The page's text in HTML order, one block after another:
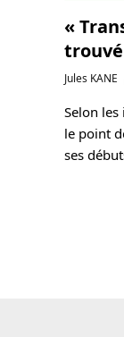
«
Jules KANE
Selon
le point
ses